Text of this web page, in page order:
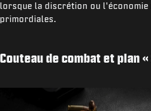
lorsque la discrétion ou
primordiales.
Couteau de combat et plan «